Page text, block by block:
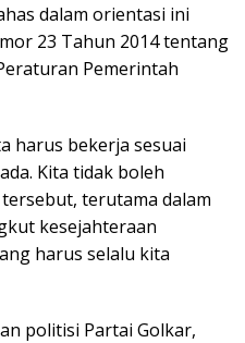
dalam orientasi ini
23 Tahun 2014 tentang
Pemerintah
harus bekerja sesuai
Kita tidak boleh
terutama dalam
kesejahteraan
harus selalu kita
politisi Partai Golkar,